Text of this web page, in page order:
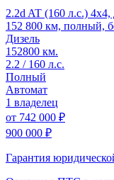
2.2d AT (160 л.с.)
152 800 км, полный,
Дизель
152800 км.
2.2 / 160 л.с.
Полный
Автомат
1 владелец
от 742 000 ₽
900 000 ₽
Гарантия